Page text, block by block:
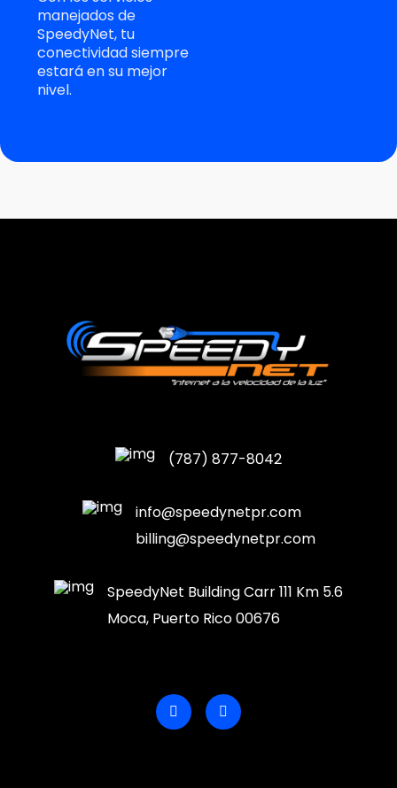
manejados de
SpeedyNet, tu
conectividad siempre
estará en su mejor
nivel.
(787) 877-8042
info@speedynetpr.com
billing@speedynetpr.com
SpeedyNet Building Carr 111 Km 5.6
Moca, Puerto Rico 00676